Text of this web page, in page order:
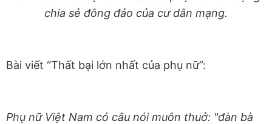
chia sẻ đông đảo của cư dân mạng.
Bài viết “Thất bại lớn nhất của phụ nữ”:
Phụ nữ Việt Nam có câu nói muôn thuở: "đàn bà